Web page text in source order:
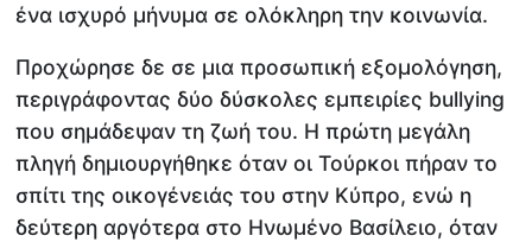
ένα ισχυρό μήνυμα σε ολόκληρη την κοινωνία.
Προχώρησε δε σε μια προσωπική εξομολόγηση,
περιγράφοντας δύο δύσκολες εμπειρίες bullying
που σημάδεψαν τη ζωή του. Η πρώτη μεγάλη
πληγή δημιουργήθηκε όταν οι Τούρκοι πήραν το
σπίτι της οικογένειάς του στην Κύπρο, ενώ η
δεύτερη αργότερα στο Ηνωμένο Βασίλειο, όταν